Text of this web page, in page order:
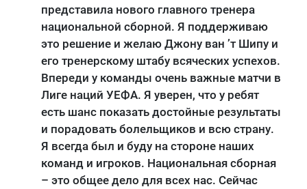
представила нового главного тренера
национальной сборной. Я поддерживаю
это решение и желаю Джону ван ’т Шипу и
его тренерскому штабу всяческих успехов.
Впереди у команды очень важные матчи в
Лиге наций УЕФА. Я уверен, что у ребят
есть шанс показать достойные результаты
и порадовать болельщиков и всю страну.
Я всегда был и буду на стороне наших
команд и игроков. Национальная сборная
– это общее дело для всех нас. Сейчас